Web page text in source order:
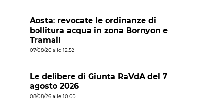
Aosta: revocate le ordinanze di
bollitura acqua in zona Bornyon e
Tramail
07/08/26 alle 12:52
Le delibere di Giunta RaVdA del 7
agosto 2026
08/08/26 alle 10:00